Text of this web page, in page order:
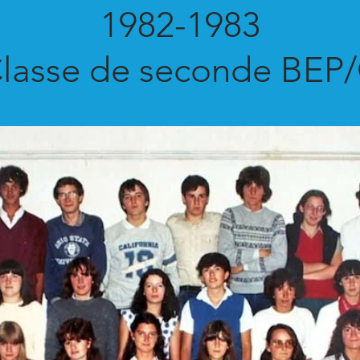
1982-1983
de seconde